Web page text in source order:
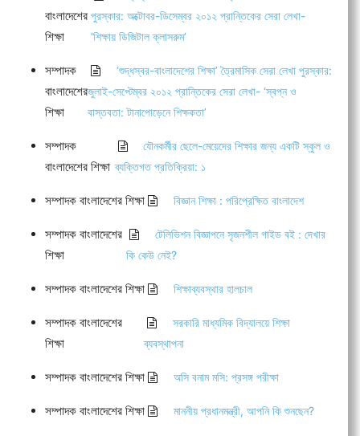
বাংলাদেশের
শিক্ষা
পুরস্কার: অক্টোবর-ডিসেম্বর ২০১২ প্রান্তিকের সেরা লেখা-
‘শিক্ষায় ডিজিটাল ক্লাসরুম’
সম্পাদক
বাংলাদেশের
শিক্ষা
‘শুদ্ধস্বর-বাংলাদেশের শিক্ষা’ ত্রৈমাসিক সেরা লেখা পুরস্কার:
জুলাই-সেপ্টেম্বর ২০১২ প্রান্তিকের সেরা লেখা- ‘স্বপ্ন ও
বাস্তবতা: টানাপোড়েনে শিক্ষকতা’
সম্পাদক
বাংলাদেশের শিক্ষা
যৌনকর্মীর ছেলে-মেয়েদের শিক্ষার জন্য একটি স্কুল ও
ব্যক্তিগত প্রতিক্রিয়া: ১
সম্পাদক বাংলাদেশের শিক্ষা বিজ্ঞান শিক্ষা : পরিপ্রেক্ষিত বাংলাদেশ
সম্পাদক বাংলাদেশের
শিক্ষা
টেলিভিশন বিজ্ঞাপনে সৃজনশীল গাইড বই : দেখার
কি কেউ নেই?
সম্পাদক বাংলাদেশের শিক্ষা শিক্ষাব্যবস্থার হালচাল
সম্পাদক বাংলাদেশের
শিক্ষা
সরকারি মাধ্যমিক বিদ্যালয়ে শিক্ষা
ব্যবস্থাপনা
সম্পাদক বাংলাদেশের শিক্ষা অসি বনাম মসি: প্রসঙ্গ পরীক্ষা
সম্পাদক বাংলাদেশের শিক্ষা মাননীয় প্রধানমন্ত্রী, আপনি কি শুনছেন?